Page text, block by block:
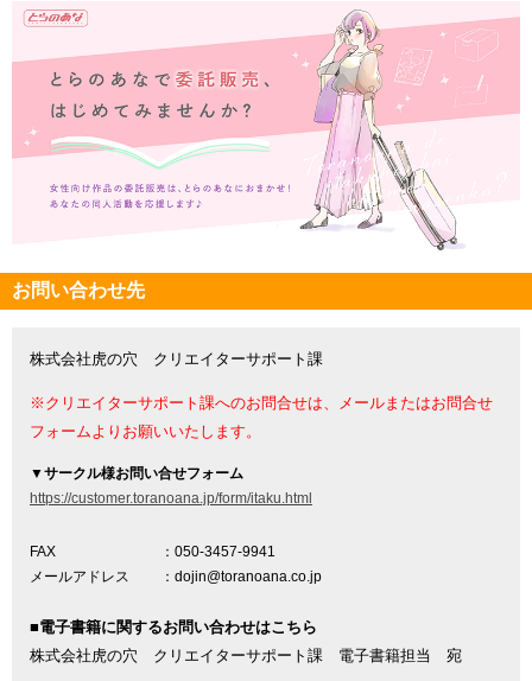
お問い合わせ先
株式会社虎の穴 クリエイターサポート課
※クリエイターサポート課へのお問合せは、メールまたはお問合せ
フォームよりお願いいたします。
▼サークル様お問い合せフォーム
https://customer.toranoana.jp/form/itaku.html
FAX
：050-3457-9941
メールアドレス
：dojin@toranoana.co.jp
■電子書籍に関するお問い合わせはこちら
株式会社虎の穴 クリエイターサポート課 電子書籍担当 宛